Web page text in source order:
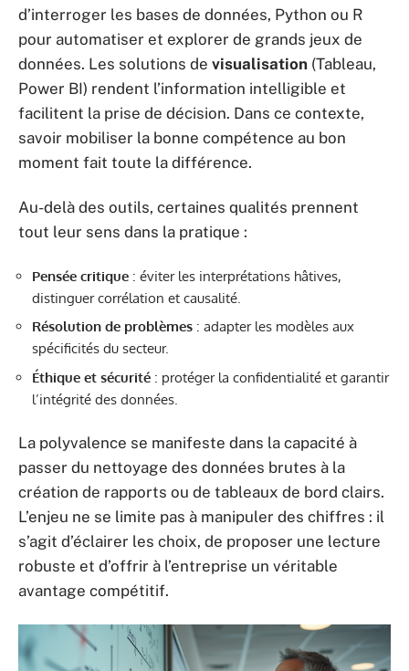
d’interroger les bases de données, Python ou R
pour automatiser et explorer de grands jeux de
données. Les solutions de visualisation (Tableau,
Power BI) rendent l’information intelligible et
facilitent la prise de décision. Dans ce contexte,
savoir mobiliser la bonne compétence au bon
moment fait toute la différence.
Au-delà des outils, certaines qualités prennent
tout leur sens dans la pratique :
Pensée critique : éviter les interprétations hâtives,
distinguer corrélation et causalité.
Résolution de problèmes : adapter les modèles aux
spécificités du secteur.
Éthique et sécurité : protéger la confidentialité et garantir
l’intégrité des données.
La polyvalence se manifeste dans la capacité à
passer du nettoyage des données brutes à la
création de rapports ou de tableaux de bord clairs.
L’enjeu ne se limite pas à manipuler des chiffres : il
s’agit d’éclairer les choix, de proposer une lecture
robuste et d’offrir à l’entreprise un véritable
avantage compétitif.